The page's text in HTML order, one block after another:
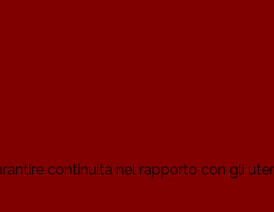
continuità nel rapporto con gli